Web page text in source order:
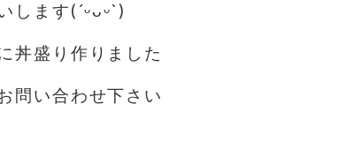
します(´ᵕᴗᵕ`)
丼盛り作りました
問い合わせ下さい